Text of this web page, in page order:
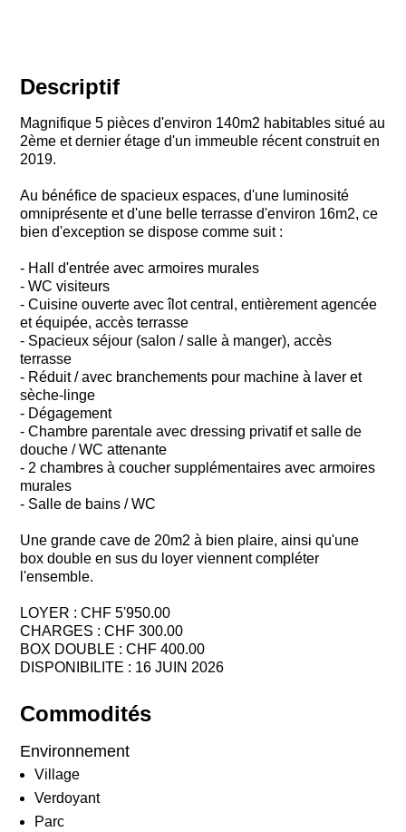
Descriptif
Magnifique 5 pièces d'environ 140m2 habitables situé au
2ème et dernier étage d'un immeuble récent construit en
2019.
Au bénéfice de spacieux espaces, d'une luminosité
omniprésente et d'une belle terrasse d'environ 16m2, ce
bien d'exception se dispose comme suit :
- Hall d'entrée avec armoires murales
- WC visiteurs
- Cuisine ouverte avec îlot central, entièrement agencée
et équipée, accès terrasse
- Spacieux séjour (salon / salle à manger), accès
terrasse
- Réduit / avec branchements pour machine à laver et
sèche-linge
- Dégagement
- Chambre parentale avec dressing privatif et salle de
douche / WC attenante
- 2 chambres à coucher supplémentaires avec armoires
murales
- Salle de bains / WC
Une grande cave de 20m2 à bien plaire, ainsi qu'une
box double en sus du loyer viennent compléter
l'ensemble.
LOYER : CHF 5'950.00
CHARGES : CHF 300.00
BOX DOUBLE : CHF 400.00
DISPONIBILITE : 16 JUIN 2026
Commodités
Environnement
Village
Verdoyant
Parc